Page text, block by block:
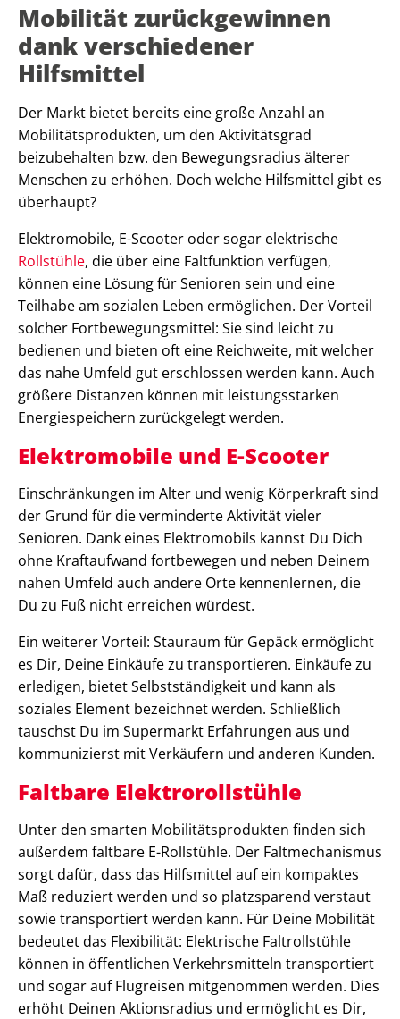
Mobilität zurückgewinnen
dank verschiedener
Hilfsmittel
Der Markt bietet bereits eine große Anzahl an
Mobilitätsprodukten, um den Aktivitätsgrad
beizubehalten bzw. den Bewegungsradius älterer
Menschen zu erhöhen. Doch welche Hilfsmittel gibt es
überhaupt?
Elektromobile, E-Scooter oder sogar elektrische
Rollstühle, die über eine Faltfunktion verfügen,
können eine Lösung für Senioren sein und eine
Teilhabe am sozialen Leben ermöglichen. Der Vorteil
solcher Fortbewegungsmittel: Sie sind leicht zu
bedienen und bieten oft eine Reichweite, mit welcher
das nahe Umfeld gut erschlossen werden kann. Auch
größere Distanzen können mit leistungsstarken
Energiespeichern zurückgelegt werden.
Elektromobile und E-Scooter
Einschränkungen im Alter und wenig Körperkraft sind
der Grund für die verminderte Aktivität vieler
Senioren. Dank eines Elektromobils kannst Du Dich
ohne Kraftaufwand fortbewegen und neben Deinem
nahen Umfeld auch andere Orte kennenlernen, die
Du zu Fuß nicht erreichen würdest.
Ein weiterer Vorteil: Stauraum für Gepäck ermöglicht
es Dir, Deine Einkäufe zu transportieren. Einkäufe zu
erledigen, bietet Selbstständigkeit und kann als
soziales Element bezeichnet werden. Schließlich
tauschst Du im Supermarkt Erfahrungen aus und
kommunizierst mit Verkäufern und anderen Kunden.
Faltbare Elektrorollstühle
Unter den smarten Mobilitätsprodukten finden sich
außerdem faltbare E-Rollstühle. Der Faltmechanismus
sorgt dafür, dass das Hilfsmittel auf ein kompaktes
Maß reduziert werden und so platzsparend verstaut
sowie transportiert werden kann. Für Deine Mobilität
bedeutet das Flexibilität: Elektrische Faltrollstühle
können in öffentlichen Verkehrsmitteln transportiert
und sogar auf Flugreisen mitgenommen werden. Dies
erhöht Deinen Aktionsradius und ermöglicht es Dir,